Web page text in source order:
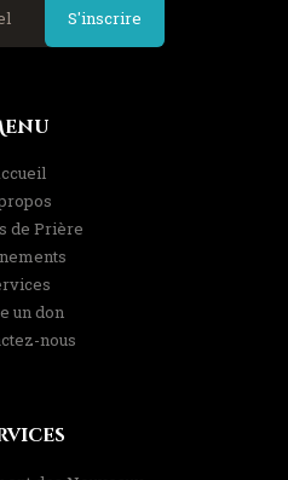
S'inscrire
de Prière
un don
nous